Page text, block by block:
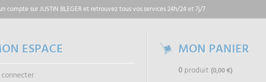
compte sur JUSTIN BLEGERet retrouvez tous vos services 24h/24 et 7j/7
ESPACE
connecter
MON PANIER
0 produit (0,00 €)